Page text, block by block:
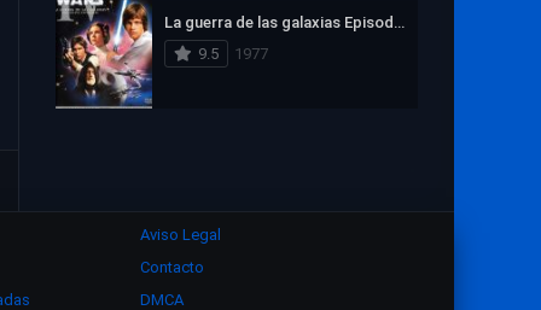
La guerra de las galaxias Episodio IV: Una nueva esperanza
9.5
1977
Aviso Legal
Contacto
DMCA